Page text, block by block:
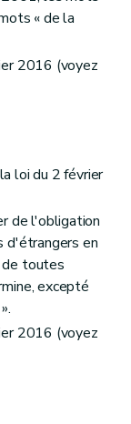
« de la
2016 (voyez
loi du 2 février
de l'obligation
d'étrangers en
de toutes
excepté
2016 (voyez